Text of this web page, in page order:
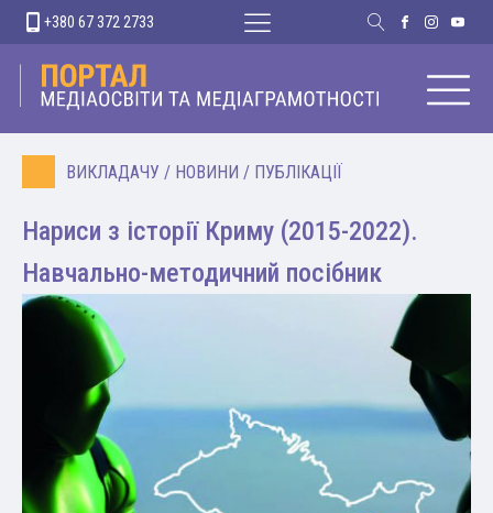
+380 67 372 2733
ВИКЛАДАЧУ / НОВИНИ / ПУБЛІКАЦІЇ
Нариси з історії Криму (2015-2022).
Навчально-методичний посібник